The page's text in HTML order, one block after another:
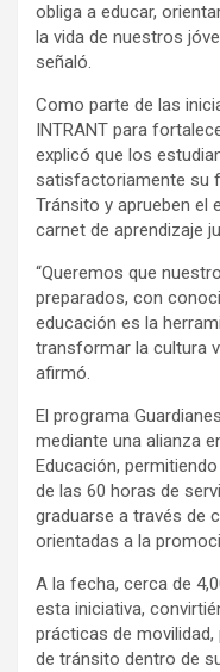
obliga a educar,
la vida de nuestros
señaló.
Como parte de las
INTRANT para
explicó que los
satisfactoriamente su
Tránsito y aprueben el
carnet de aprendizaje
“Queremos que
preparados, con
educación es la
transformar la cultura
afirmó.
El programa
mediante una alianza
Educación,
de las 60 horas de
graduarse a través de
orientadas a la
A la fecha, cerca de
esta iniciativa,
prácticas de
de tránsito dentro de